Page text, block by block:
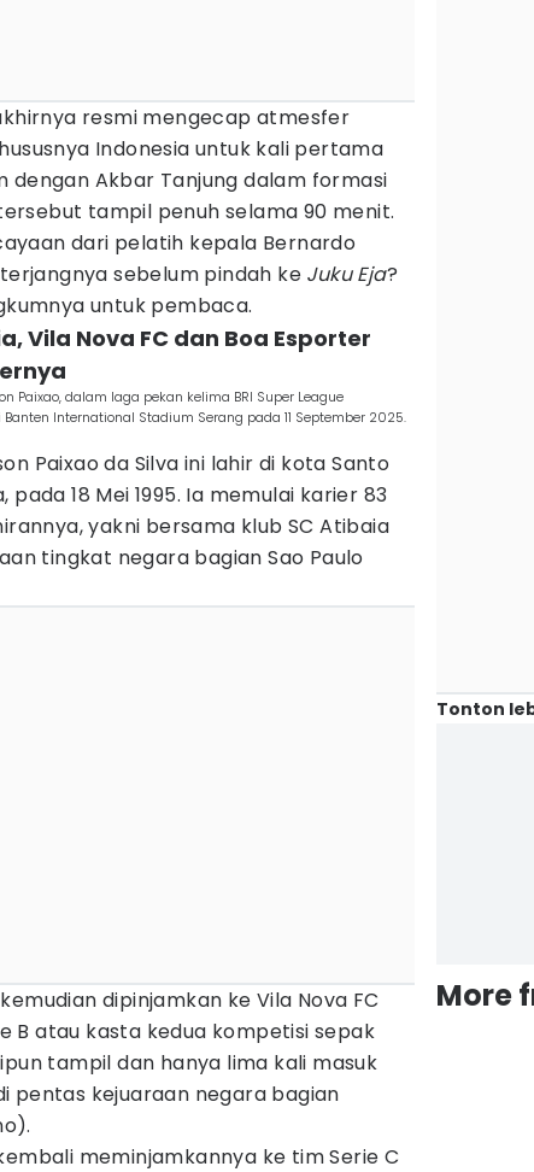
resmi mengecap atmesfer
Indonesia untuk kali pertama
dengan Akbar Tanjung dalam formasi
tampil penuh selama 90 menit.
dari pelatih kepala Bernardo
sebelum pindah ke Juku Eja?
untuk pembaca.
Vila Nova FC dan Boa Esporter
Paixao, dalam laga pekan kelima BRI Super League
International Stadium Serang pada 11 September 2025.
Paixao da Silva ini lahir di kota Santo
18 Mei 1995. Ia memulai karier 83
yakni bersama klub SC Atibaia
tingkat negara bagian Sao Paulo
dipinjamkan ke Vila Nova FC
B atau kasta kedua kompetisi sepak
tampil dan hanya lima kali masuk
pentas kejuaraan negara bagian
meminjamkannya ke tim Serie C
Tonton
More